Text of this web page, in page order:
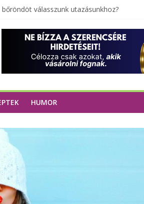
bőröndöt válasszunk utazásunkhoz?
ajándék, amit szívesen megtartasz
tömörfa ládák Indiából
forradalom: A mosó- és parfümtermékek
HUMOR